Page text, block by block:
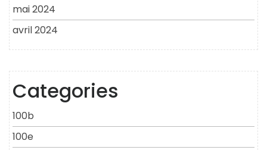
mai 2024
avril 2024
Categories
100b
100e